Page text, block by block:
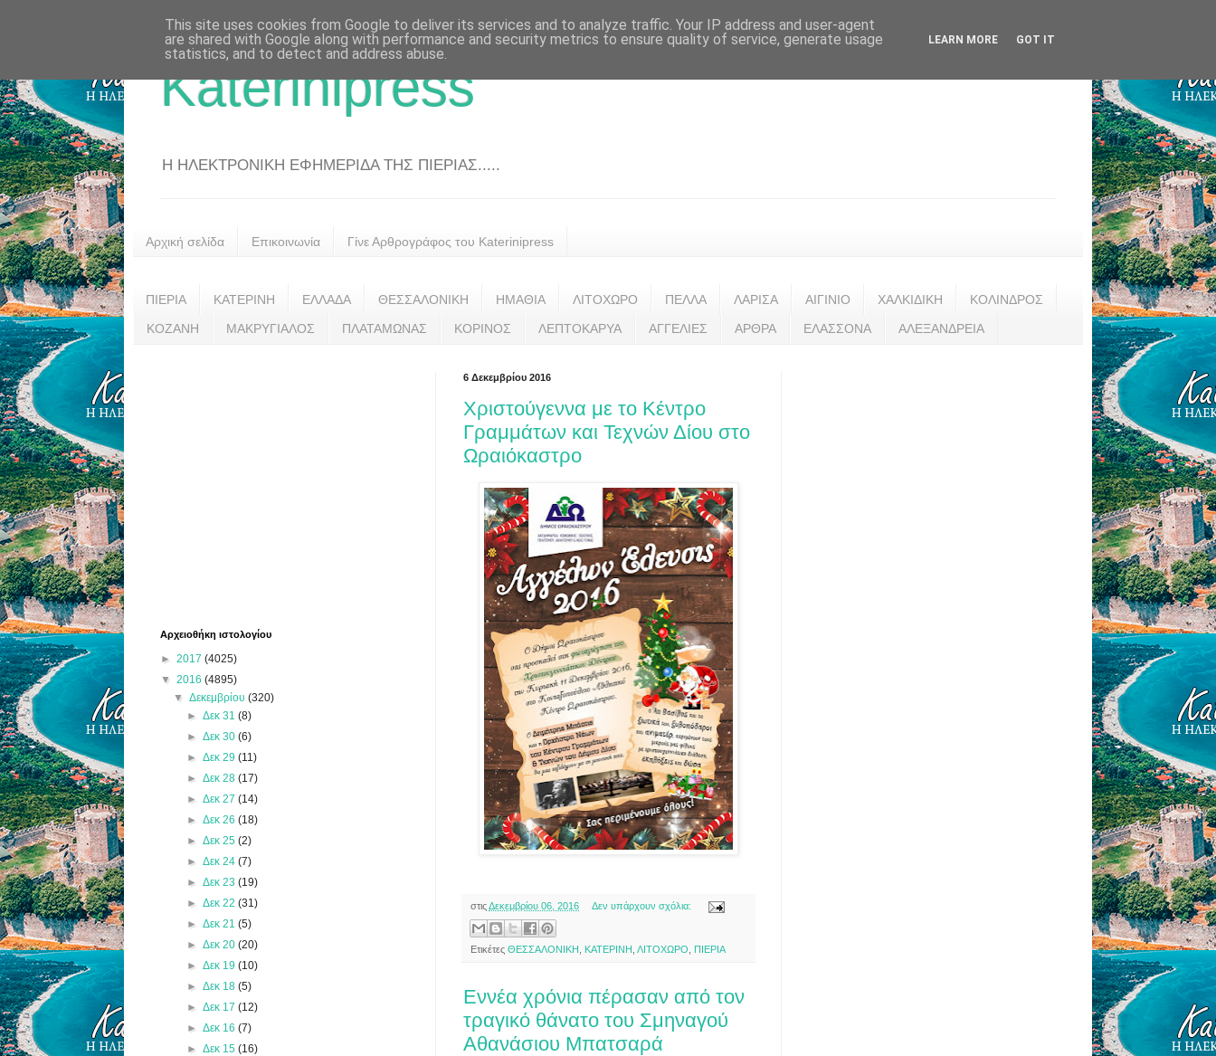
Katerinipress
Η ΗΛΕΚΤΡΟΝΙΚΗ ΕΦΗΜΕΡΙΔΑ ΤΗΣ ΠΙΕΡΙΑΣ.....
Αρχική σελίδα Επικοινωνία Γίνε Αρθρογράφος του Katerinipress
ΠΙΕΡΙΑ ΚΑΤΕΡΙΝΗ ΕΛΛΑΔΑ ΘΕΣΣΑΛΟΝΙΚΗ ΗΜΑΘΙΑ ΛΙΤΟΧΩΡΟ ΠΕΛΛΑ ΛΑΡΙΣΑ ΑΙΓΙΝΙΟ ΧΑΛΚΙΔΙΚΗ ΚΟΛΙΝΔΡΟΣ
ΚΟΖΑΝΗ ΜΑΚΡΥΓΙΑΛΟΣ ΠΛΑΤΑΜΩΝΑΣ ΚΟΡΙΝΟΣ ΛΕΠΤΟΚΑΡΥΑ ΑΓΓΕΛΙΕΣ ΑΡΘΡΑ ΕΛΑΣΣΟΝΑ ΑΛΕΞΑΝΔΡΕΙΑ
6 Δεκεμβρίου 2016
Χριστούγεννα με το Κέντρο
Γραμμάτων και Τεχνών Δίου στο
Ωραιόκαστρο
στιςΔεκεμβρίου 06, 2016 Δεν υπάρχουν σχόλια:
Ετικέτες ΘΕΣΣΑΛΟΝΙΚΗ ΚΑΤΕΡΙΝΗ ΛΙΤΟΧΩΡΟ ΠΙΕΡΙΑ
Εννέα χρόνια πέρασαν από τον
τραγικό θάνατο του Σμηναγού
Αθανάσιου Μπατσαρά
Αρχειοθήκη ιστολογίου
► 2017 (4025)
▼ 2016 (4895)
▼Δεκεμβρίου(320)
► Δεκ 31 (8)
► Δεκ 30 (6)
► Δεκ 29 (11)
► Δεκ 28 (17)
► Δεκ 27 (14)
► Δεκ 26 (18)
► Δεκ 25 (2)
► Δεκ 24 (7)
► Δεκ 23 (19)
► Δεκ 22 (31)
► Δεκ 21 (5)
► Δεκ 20 (20)
► Δεκ 19 (10)
► Δεκ 18 (5)
► Δεκ 17 (12)
► Δεκ 16 (7)
► Δεκ 15 (16)
This site uses cookies from Google to deliver its services and to analyze traffic. Your IP address and user-agent
are shared with Google along with performance and security metrics to ensure quality of service, generate usage
statistics, and to detect and address abuse.
LEARN MORE GOT IT